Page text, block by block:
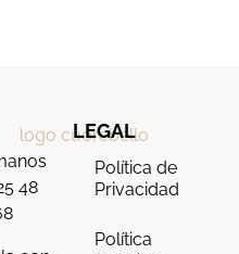
48
LEGAL
Política de
Privacidad
Política